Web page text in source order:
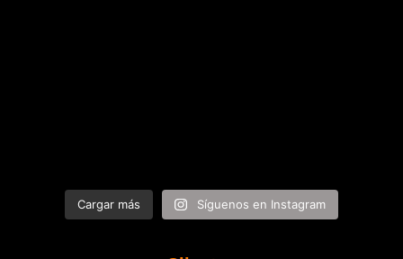
Cargar más Síguenos en Instagram